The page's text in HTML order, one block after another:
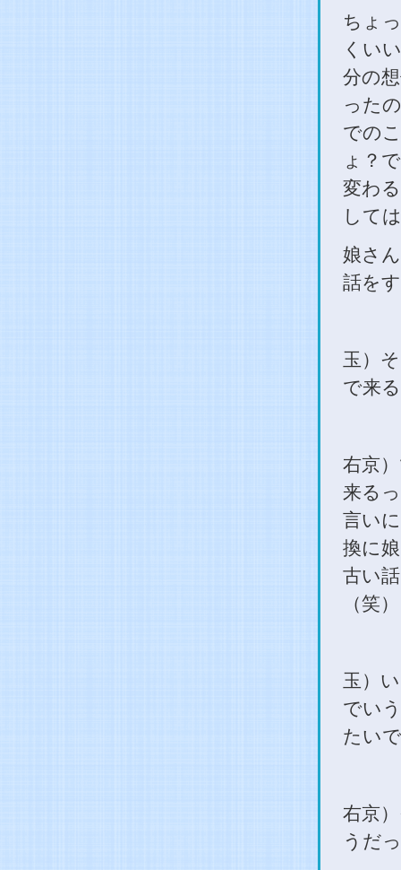
ちょ
くい
分の
った
での
ょ？
変わ
して
娘さ
話を
玉）
で来
右京
来る
言い
換に
古い
（笑）
玉）
でい
たい
右京
うだ